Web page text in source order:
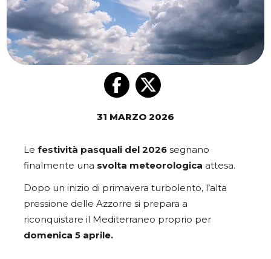
31 MARZO 2026
Le festività pasquali del 2026 segnano
finalmente una svolta meteorologica attesa.
Dopo un inizio di primavera turbolento, l’alta
pressione delle Azzorre si prepara a
riconquistare il Mediterraneo proprio per
domenica 5 aprile.